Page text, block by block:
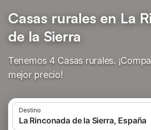
Casas rurales en La
de la Sierra
Tenemos 4 Casas rurales.
mejor precio!
Destino
La Rinconada de la Sierra, España